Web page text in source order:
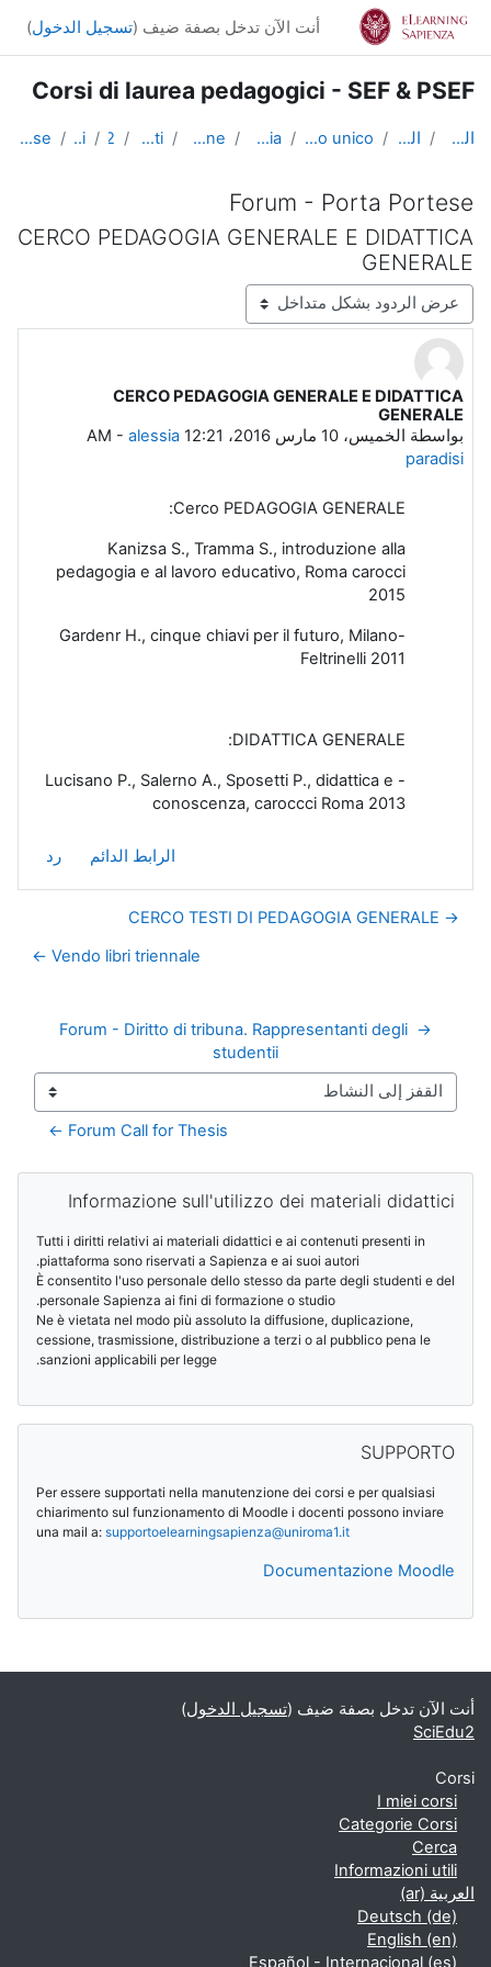
تخطى إلى المحتوى الرئيسي
أنت الآن تدخل بصفة ضيف (تسجيل الدخول)
Corsi di laurea pedagogici - SEF & PSEF
الصفحة الرئيسية المقررات الدراسية Lauree triennali, magistrali, a ciclo unico
Medicina e Psicologia
Scienze dell'Educazione
Altri insegnamenti
SciEdu2
Benvenuti!
Forum - Porta Portese
Forum - Porta Portese
CERCO PEDAGOGIA GENERALE E DIDATTICA
GENERALE
نمط العرض
CERCO PEDAGOGIA GENERALE E DIDATTICA
GENERALE
بواسطة الخميس، 10 مارس 2016، 12:21 AM - alessia
paradisi
عدد الردود: 0
Cerco PEDAGOGIA GENERALE:
Kanizsa S., Tramma S., introduzione alla
pedagogia e al lavoro educativo, Roma carocci
2015
-Gardenr H., cinque chiavi per il futuro, Milano
Feltrinelli 2011
DIDATTICA GENERALE:
- Lucisano P., Salerno A., Sposetti P., didattica e
conoscenza, caroccci Roma 2013
الرابط الدائم رد
→ CERCO TESTI DI PEDAGOGIA GENERALE
Vendo libri triennale ←
→ Forum - Diritto di tribuna. Rappresentanti degli
studentii
Forum Call for Thesis ←
الكتل
Informazione sull'utilizzo dei materiali didattici
Tutti i diritti relativi ai materiali didattici e ai contenuti presenti in
piattaforma sono riservati a Sapienza e ai suoi autori.
È consentito l'uso personale dello stesso da parte degli studenti e del
personale Sapienza ai fini di formazione o studio.
Ne è vietata nel modo più assoluto la diffusione, duplicazione,
cessione, trasmissione, distribuzione a terzi o al pubblico pena le
sanzioni applicabili per legge.
SUPPORTO
Per essere supportati nella manutenzione dei corsi e per qualsiasi
chiarimento sul funzionamento di Moodle i docenti possono inviare
una mail a: supportoelearningsapienza@uniroma1.it
Documentazione Moodle
الكتل التكميلية
أنت الآن تدخل بصفة ضيف (تسجيل الدخول)
SciEdu2
Corsi
I miei corsi
Categorie Corsi
Cerca
Informazioni utili
العربية ‎(ar)‎
Deutsch ‎(de)‎
English ‎(en)‎
Español - Internacional ‎(es)‎